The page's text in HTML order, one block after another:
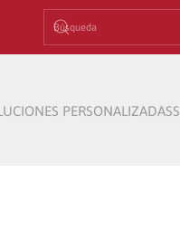
PERSONALIZADAS